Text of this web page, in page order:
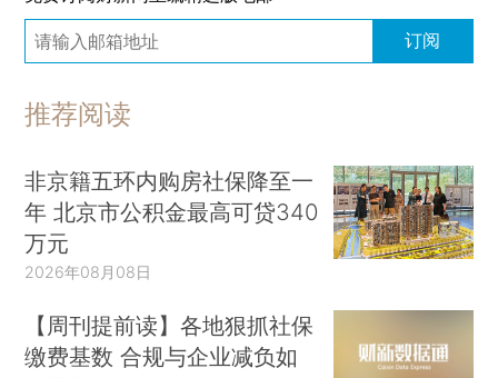
订阅
推荐阅读
非京籍五环内购房社保降至一
年 北京市公积金最高可贷340
万元
2026年08月08日
【周刊提前读】各地狠抓社保
缴费基数 合规与企业减负如